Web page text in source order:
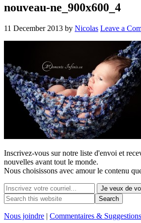
nouveau-ne_900x600_4
11 December 2013 by Nicolas Leave a
Inscrivez-vous sur notre liste d'envoi et
nouvelles avant tout le monde.
Nous choisissons avec amourle contenu
Nous joindre | Commentaires & Suggestions